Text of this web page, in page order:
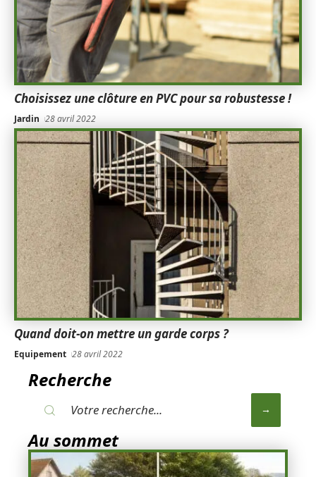
Choisissez une clôture en PVC pour sa robustesse !
Jardin 28 avril 2022
Quand doit-on mettre un garde corps ?
Equipement 28 avril 2022
Recherche
Au sommet